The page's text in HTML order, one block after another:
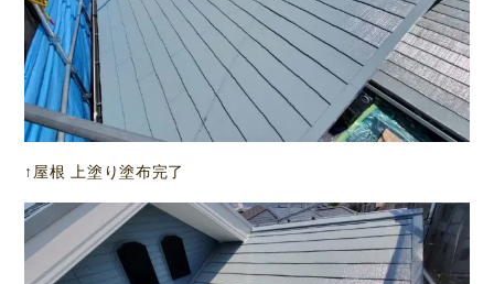
↑屋根 上塗り塗布完了